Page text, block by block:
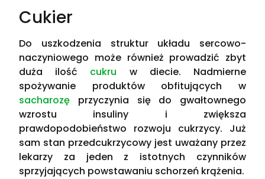
Cukier
Do uszkodzenia struktur układu sercowo-
naczyniowego może również prowadzić zbyt
duża ilość cukru w diecie. Nadmierne
spożywanie produktów obfitujących w
sacharozę przyczynia się do gwałtownego
wzrostu insuliny i zwiększa
prawdopodobieństwo rozwoju cukrzycy. Już
sam stan przedcukrzycowy jest uważany przez
lekarzy za jeden z istotnych czynników
sprzyjających powstawaniu schorzeń krążenia.